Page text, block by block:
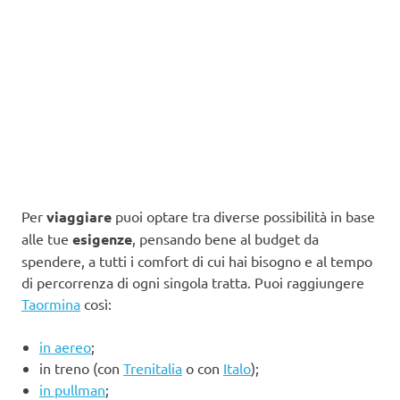
Per viaggiare puoi optare tra diverse possibilità in base
alle tue esigenze , pensando bene al budget da
spendere, a tutti i comfort di cui hai bisogno e al tempo
di percorrenza di ogni singola tratta. Puoi raggiungere
Taormina così:
in aereo;
in treno (con Trenitalia o con Italo);
in pullman;